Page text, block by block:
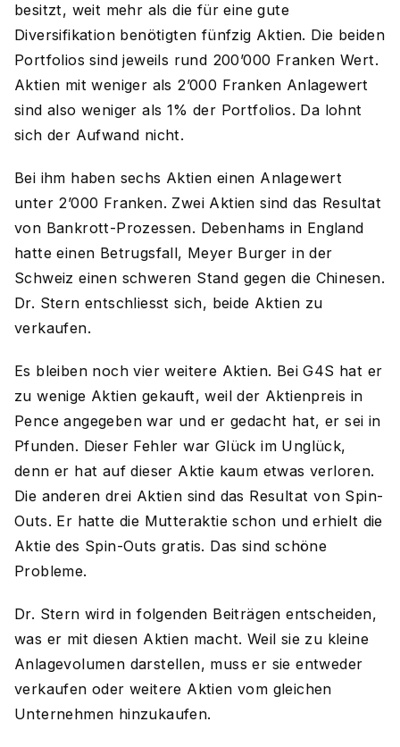
besitzt, weit mehr als die für eine gute
Diversifikation benötigten fünfzig Aktien. Die beiden
Portfolios sind jeweils rund 200’000 Franken Wert.
Aktien mit weniger als 2’000 Franken Anlagewert
sind also weniger als 1% der Portfolios. Da lohnt
sich der Aufwand nicht.
Bei ihm haben sechs Aktien einen Anlagewert
unter 2’000 Franken. Zwei Aktien sind das Resultat
von Bankrott-Prozessen. Debenhams in England
hatte einen Betrugsfall, Meyer Burger in der
Schweiz einen schweren Stand gegen die Chinesen.
Dr. Stern entschliesst sich, beide Aktien zu
verkaufen.
Es bleiben noch vier weitere Aktien. Bei G4S hat er
zu wenige Aktien gekauft, weil der Aktienpreis in
Pence angegeben war und er gedacht hat, er sei in
Pfunden. Dieser Fehler war Glück im Unglück,
denn er hat auf dieser Aktie kaum etwas verloren.
Die anderen drei Aktien sind das Resultat von Spin-
Outs. Er hatte die Mutteraktie schon und erhielt die
Aktie des Spin-Outs gratis. Das sind schöne
Probleme.
Dr. Stern wird in folgenden Beiträgen entscheiden,
was er mit diesen Aktien macht. Weil sie zu kleine
Anlagevolumen darstellen, muss er sie entweder
verkaufen oder weitere Aktien vom gleichen
Unternehmen hinzukaufen.